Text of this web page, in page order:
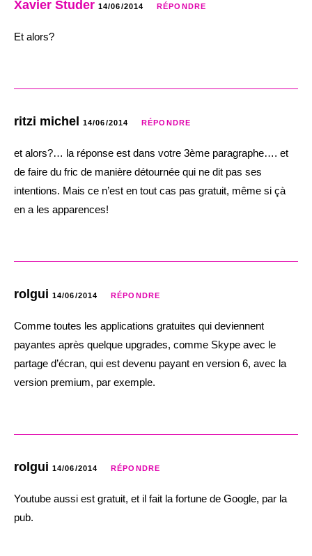
Xavier Studer 14/06/2014 RÉPONDRE
Et alors?
ritzi michel 14/06/2014 RÉPONDRE
et alors?… la réponse est dans votre 3ème paragraphe…. et
de faire du fric de manière détournée qui ne dit pas ses
intentions. Mais ce n’est en tout cas pas gratuit, même si çà
en a les apparences!
rolgui 14/06/2014 RÉPONDRE
Comme toutes les applications gratuites qui deviennent
payantes après quelque upgrades, comme Skype avec le
partage d’écran, qui est devenu payant en version 6, avec la
version premium, par exemple.
rolgui 14/06/2014 RÉPONDRE
Youtube aussi est gratuit, et il fait la fortune de Google, par la
pub.